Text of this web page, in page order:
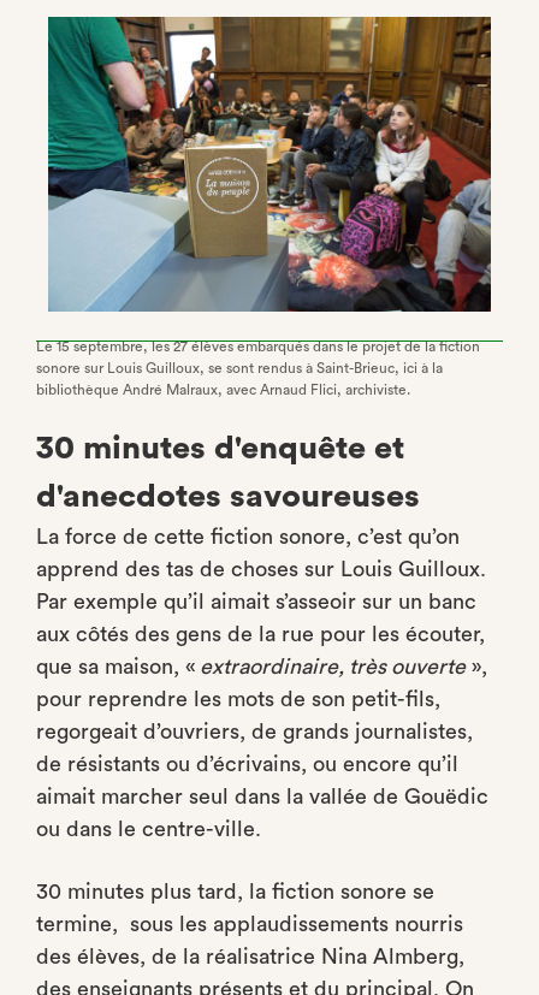
Le 15 septembre, les 27 élèves embarqués dans le projet de la fiction
sonore sur Louis Guilloux, se sont rendus à Saint-Brieuc, ici à la
bibliothèque André Malraux, avec Arnaud Flici, archiviste.
30 minutes d'enquête et
d'anecdotes savoureuses
La force de cette fiction sonore, c’est qu’on
apprend des tas de choses sur Louis Guilloux.
Par exemple qu’il aimait s’asseoir sur un banc
aux côtés des gens de la rue pour les écouter,
que sa maison, « extraordinaire, très ouverte»,
pour reprendre les mots de son petit-fils,
regorgeait d’ouvriers, de grands journalistes,
de résistants ou d’écrivains, ou encore qu’il
aimait marcher seul dans la vallée de Gouëdic
ou dans le centre-ville.
30 minutes plus tard, la fiction sonore se
termine, sous les applaudissements nourris
des élèves, de la réalisatrice Nina Almberg,
des enseignants présents et du principal. On